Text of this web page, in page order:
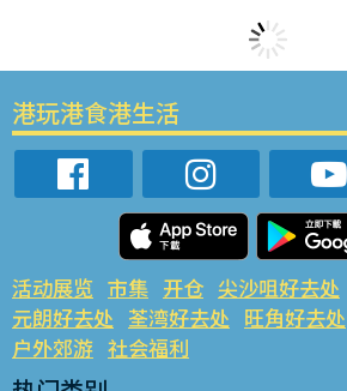
港玩港食港生活
活动展览 市集 开仓 尖沙咀好去处
元朗好去处 荃湾好去处 旺角好去处
户外郊游 社会福利